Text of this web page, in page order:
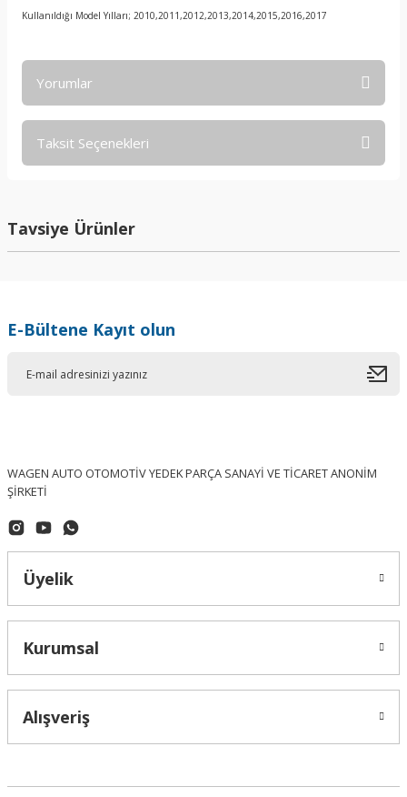
Kullanıldığı Model Yılları; 2010,2011,2012,2013,2014,2015,2016,2017
Yorumlar
Taksit Seçenekleri
Tavsiye Ürünler
5.427,58 ₺
E-Bültene Kayıt olun
WAGEN AUTO OTOMOTİV YEDEK PARÇA SANAYİ VE TİCARET ANONİM
ŞİRKETİ
Üyelik
Kurumsal
Alışveriş